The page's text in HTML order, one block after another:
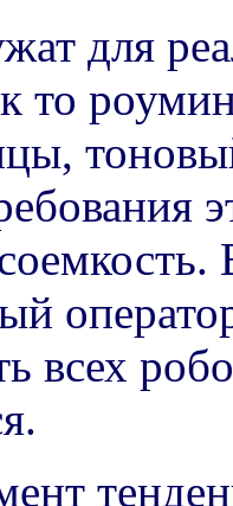
для
то
всех